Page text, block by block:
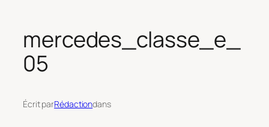
mercedes_classe_e_
05
Écrit parRédactiondans